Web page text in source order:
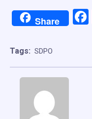
Share
Tags: SDPO